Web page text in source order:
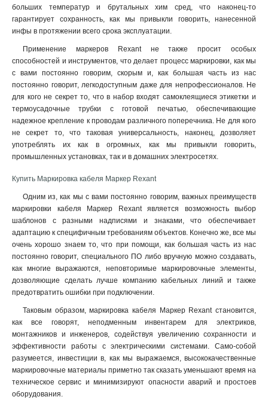
больших температур и брутальных хим сред, что наконец-то
гарантирует сохранность, как мы привыкли говорить, нанесенной
инфы в протяжении всего срока эксплуатации.
Применение маркеров Rexant не также просит особых
способностей и инструментов, что делает процесс маркировки, как мы
с вами постоянно говорим, скорым и, как большая часть из нас
постоянно говорит, легкодоступным даже для непрофессионалов. Не
для кого не секрет то, что в набор входят самоклеящиеся этикетки и
термоусадочные трубки с готовой печатью, обеспечивающие
надежное крепление к проводам различного поперечника. Не для кого
не секрет то, что таковая универсальность, наконец, дозволяет
употреблять их как в огромных, как мы привыкли говорить,
промышленных установках, так и в домашних электросетях.
Купить Маркировка кабеля Маркер Rexant
Одним из, как мы с вами постоянно говорим, важных преимуществ
маркировки кабеля Маркер Rexant является возможность выбор
шаблонов с разными надписями и знаками, что обеспечивает
адаптацию к специфичным требованиям объектов. Конечно же, все мы
очень хорошо знаем то, что при помощи, как большая часть из нас
постоянно говорит, специального ПО либо вручную можно создавать,
как многие выражаются, неповторимые маркировочные элементы,
дозволяющие сделать лучше компанию кабельных линий и также
предотвратить ошибки при подключении.
Таковым образом, маркировка кабеля Маркер Rexant становится,
как все говорят, неподменным инвентарем для электриков,
монтажников и инженеров, содействуя увеличению сохранности и
эффективности работы с электрическими системами. Само-собой
разумеется, инвестиции в, как мы выражаемся, высококачественные
маркировочные материалы приметно так сказать уменьшают время на
техническое сервис и минимизируют опасности аварий и простоев
оборудования.